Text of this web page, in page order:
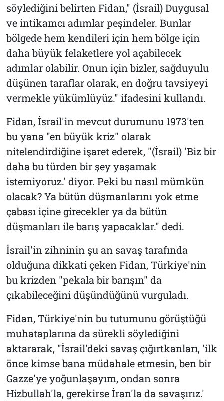
söylediğini belirten Fidan," (İsrail) Duygusal
ve intikamcı adımlar peşindeler. Bunlar
bölgede hem kendileri için hem bölge için
daha büyük felaketlere yol açabilecek
adımlar olabilir. Onun için bizler, sağduyulu
düşünen taraflar olarak, en doğru tavsiyeyi
vermekle yükümlüyüz." ifadesini kullandı.
Fidan, İsrail'in mevcut durumunu 1973'ten
bu yana "en büyük kriz" olarak
nitelendirdiğine işaret ederek, "(İsrail) 'Biz bir
daha bu türden bir şey yaşamak
istemiyoruz.' diyor. Peki bu nasıl mümkün
olacak? Ya bütün düşmanlarını yok etme
çabası içine girecekler ya da bütün
düşmanları ile barış yapacaklar." dedi.
İsrail'in zihninin şu an savaş tarafında
olduğuna dikkati çeken Fidan, Türkiye'nin
bu krizden "pekala bir barışın" da
çıkabileceğini düşündüğünü vurguladı.
Fidan, Türkiye'nin bu tutumunu görüştüğü
muhataplarına da sürekli söylediğini
aktararak, "İsrail'deki savaş çığırtkanları, 'ilk
önce kimse bana müdahale etmesin, ben bir
Gazze'ye yoğunlaşayım, ondan sonra
Hizbullah'la, gerekirse İran'la da savaşırız.'